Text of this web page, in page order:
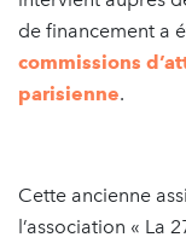
de financement a
commissions
parisienne.
Cette ancienne
l’association « La